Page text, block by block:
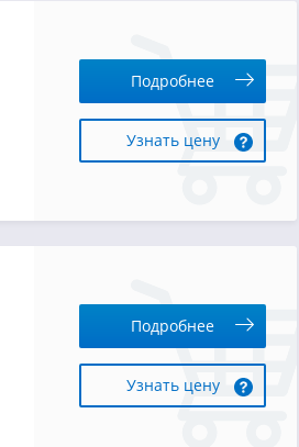
Подробнее
Узнать цену
Подробнее
Узнать цену